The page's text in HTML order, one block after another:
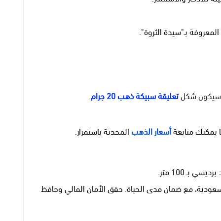
شكلتعليقة سبيكة ذهب 20 جرام .
يمكنك متابعةأسعار الذهب المحدثة باستمرار.
مع ضمان مدى الحياة. حقق الأمان المالي وحافظ